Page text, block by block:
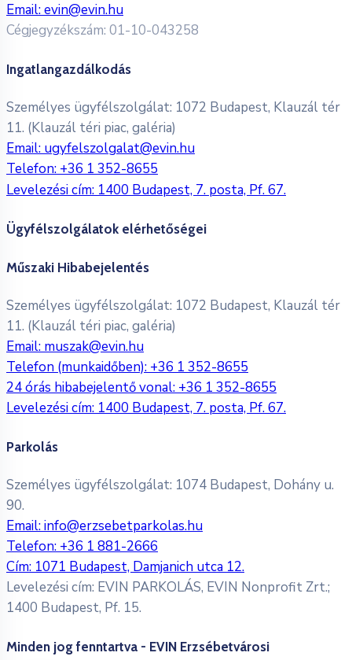
Email:evin@evin.hu
Cégjegyzékszám: 01-10-043258
Ingatlangazdálkodás
Személyes ügyfélszolgálat: 1072 Budapest, Klauzál tér
11. (Klauzál téri piac, galéria)
Email: ugyfelszolgalat@evin.hu
Telefon: +36 1 352-8655
Levelezési cím: 1400 Budapest, 7. posta, Pf. 67.
Ügyfélszolgálatok elérhetőségei
Műszaki Hibabejelentés
Személyes ügyfélszolgálat: 1072 Budapest, Klauzál tér
11. (Klauzál téri piac, galéria)
Email: muszak@evin.hu
Telefon (munkaidőben): +36 1 352-8655
24 órás hibabejelentő vonal: +36 1 352-8655
Levelezési cím: 1400 Budapest, 7. posta, Pf. 67.
Parkolás
Személyes ügyfélszolgálat: 1074 Budapest, Dohány u.
90.
Email:info@erzsebetparkolas.hu
Telefon: +36 1 881-2666
Cím: 1071 Budapest, Damjanich utca 12.
Levelezési cím: EVIN PARKOLÁS, EVIN Nonprofit Zrt.;
1400 Budapest, Pf. 15.
Minden jog fenntartva - EVIN Erzsébetvárosi